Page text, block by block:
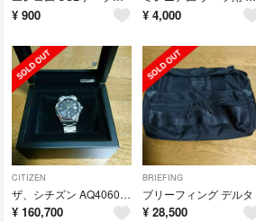
¥ 900 ¥ 4,000
CITIZEN
ザ、シチズン AQ4060-50E
¥ 160,700
BRIEFING
ブリーフィング デルタ
¥ 28,500